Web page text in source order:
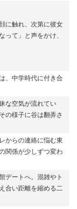
に触れ、次第に彼女
って」と声をかけ、
、中学時代に付き合
な空気が流れてい
の様子に谷は翻弄さ
からの連絡に悩む東
関係が少しずつ変わ
デートへ。混雑やト
合い距離を縮める二